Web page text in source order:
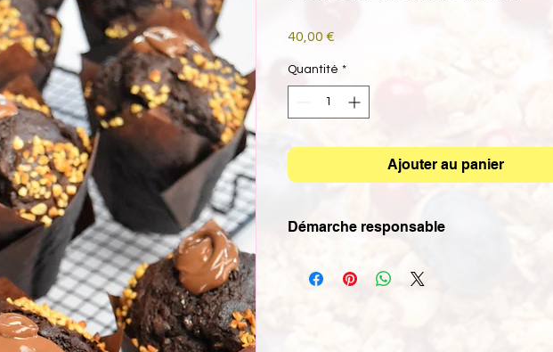
40,00 €
Quantité *
Ajouter au panier
Démarche responsable
verres/plateaux en carton avec des couverts,